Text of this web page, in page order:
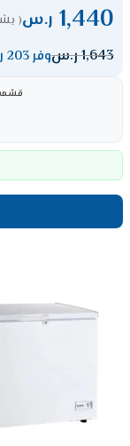
1,440 ر.س(
1,643ر.سوفر 203 ر.س